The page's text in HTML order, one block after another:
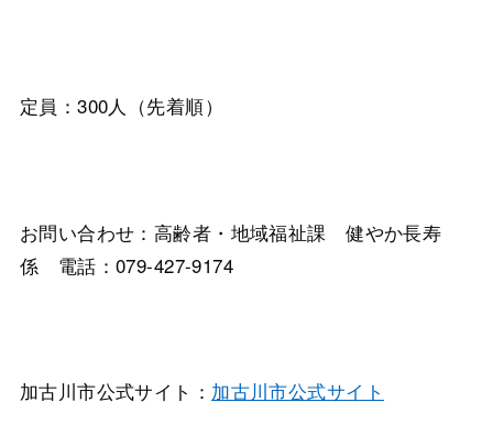
定員：300人（先着順）
お問い合わせ：高齢者・地域福祉課 健やか長寿
係 電話：079-427-9174
加古川市公式サイト： 加古川市公式サイト